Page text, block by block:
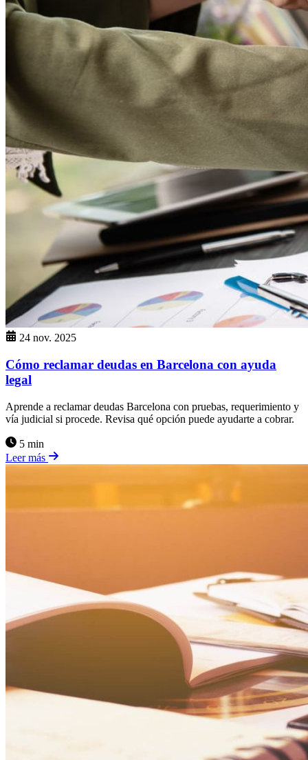
24 nov. 2025
Cómo reclamar deudas en Barcelona con ayuda
legal
Aprende a reclamar deudas Barcelona con pruebas, requerimiento y
vía judicial si procede. Revisa qué opción puede ayudarte a cobrar.
5 min
Leer más